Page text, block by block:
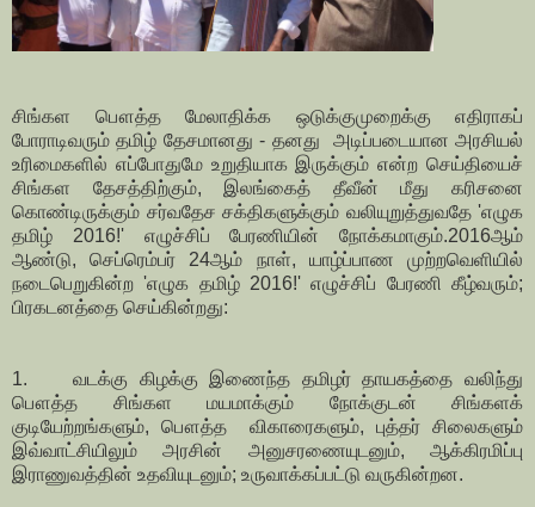
சிங்கள பௌத்த மேலாதிக்க ஒடுக்குமுறைக்கு எதிராகப்
போராடிவரும் தமிழ் தேசமானது - தனது அடிப்படையான அரசியல்
உரிமைகளில் எப்போதுமே உறுதியாக இருக்கும் என்ற செய்தியைச்
சிங்கள தேசத்திற்கும், இலங்கைத் தீவீன் மீது கரிசனை
கொண்டிருக்கும் சர்வதேச சக்திகளுக்கும் வலியுறுத்துவதே 'எழுக
தமிழ் 2016!' எழுச்சிப் பேரணியின் நோக்கமாகும். 2016ஆம்
ஆண்டு, செப்ரெம்பர் 24ஆம் நாள், யாழ்ப்பாண முற்றவெளியில்
நடைபெறுகின்ற 'எழுக தமிழ் 2016!' எழுச்சிப் பேரணி கீழ்வரும்;
பிரகடனத்தை செய்கின்றது:
1. வடக்கு கிழக்கு இணைந்த தமிழர் தாயகத்தை வலிந்து
பௌத்த சிங்கள மயமாக்கும் நோக்குடன் சிங்களக்
குடியேற்றங்களும், பௌத்த விகாரைகளும், புத்தர் சிலைகளும்
இவ்வாட்சியிலும் அரசின் அனுசரணையுடனும், ஆக்கிரமிப்பு
இராணுவத்தின் உதவியுடனும்; உருவாக்கப்பட்டு வருகின்றன.